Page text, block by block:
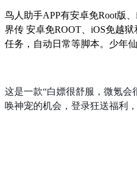
鸟人助手APP有安卓免Root版、
界传 安卓免ROOT、 iOS免越狱
任务，自动日常等脚本。少年
这是一款“白嫖很舒服，微氪会
唤神宠的机会，登录狂送福利